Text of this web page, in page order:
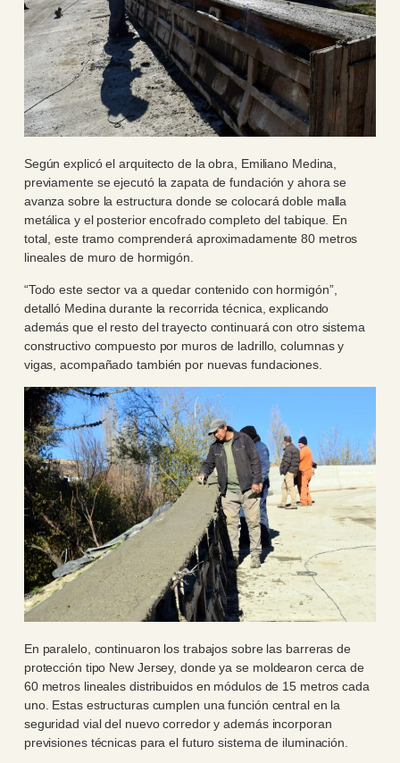
Según explicó el arquitecto de la obra, Emiliano Medina,
previamente se ejecutó la zapata de fundación y ahora se
avanza sobre la estructura donde se colocará doble malla
metálica y el posterior encofrado completo del tabique. En
total, este tramo comprenderá aproximadamente 80 metros
lineales de muro de hormigón.
“Todo este sector va a quedar contenido con hormigón”,
detalló Medina durante la recorrida técnica, explicando
además que el resto del trayecto continuará con otro sistema
constructivo compuesto por muros de ladrillo, columnas y
vigas, acompañado también por nuevas fundaciones.
En paralelo, continuaron los trabajos sobre las barreras de
protección tipo New Jersey, donde ya se moldearon cerca de
60 metros lineales distribuidos en módulos de 15 metros cada
uno. Estas estructuras cumplen una función central en la
seguridad vial del nuevo corredor y además incorporan
previsiones técnicas para el futuro sistema de iluminación.